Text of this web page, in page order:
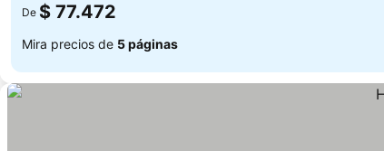
De $ 77.472
Mira precios de 5 páginas